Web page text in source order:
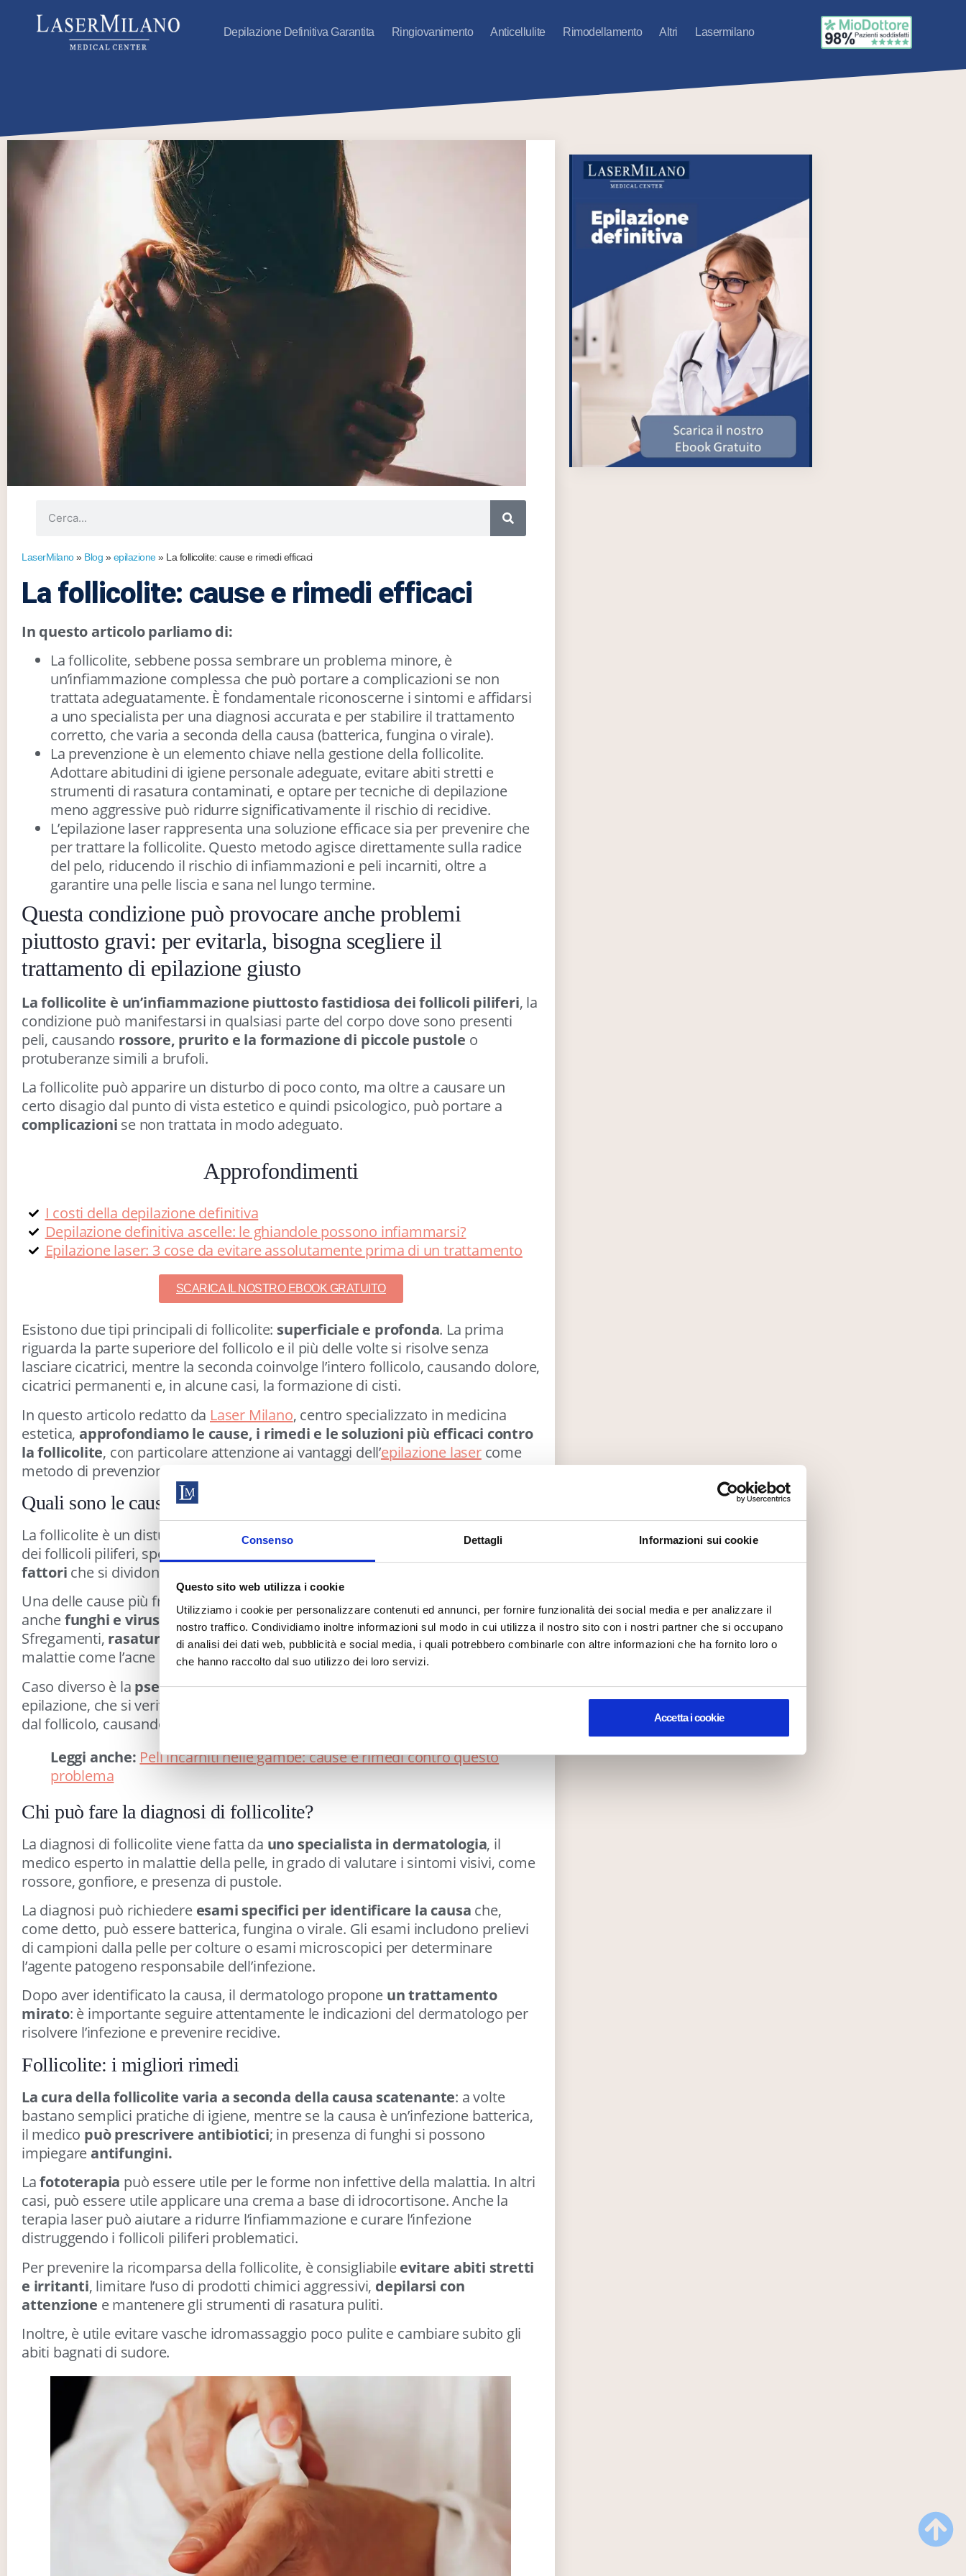
Consenso Dettagli Informazioni sui cookie
Questo sito web utilizza i cookie
Utilizziamo i cookie per personalizzare contenuti ed annunci, per fornire funzionalità dei social media e per analizzare il
nostro traffico. Condividiamo inoltre informazioni sul modo in cui utilizza il nostro sito con i nostri partner che si occupano
di analisi dei dati web, pubblicità e social media, i quali potrebbero combinarle con altre informazioni che ha fornito loro o
che hanno raccolto dal suo utilizzo dei loro servizi.
Accetta i cookie
Depilazione Definitiva Garantita Ringiovanimento Anticellulite Rimodellamento Altri Lasermilano
LaserMilano» Blog » epilazione» La follicolite: cause e rimedi efficaci
La follicolite: cause e rimedi efficaci
In questo articolo parliamo di:
La follicolite, sebbene possa sembrare un problema minore, è
un’infiammazione complessa che può portare a complicazioni se non
trattata adeguatamente. È fondamentale riconoscerne i sintomi e affidarsi
a uno specialista per una diagnosi accurata e per stabilire il trattamento
corretto, che varia a seconda della causa (batterica, fungina o virale).
La prevenzione è un elemento chiave nella gestione della follicolite.
Adottare abitudini di igiene personale adeguate, evitare abiti stretti e
strumenti di rasatura contaminati, e optare per tecniche di depilazione
meno aggressive può ridurre significativamente il rischio di recidive.
L’epilazione laser rappresenta una soluzione efficace sia per prevenire che
per trattare la follicolite. Questo metodo agisce direttamente sulla radice
del pelo, riducendo il rischio di infiammazioni e peli incarniti, oltre a
garantire una pelle liscia e sana nel lungo termine.
Questa condizione può provocare anche problemi
piuttosto gravi: per evitarla, bisogna scegliere il
trattamento di epilazione giusto
La follicolite è un’infiammazione piuttosto fastidiosa dei follicoli piliferi, la
condizione può manifestarsi in qualsiasi parte del corpo dove sono presenti
peli, causando rossore, prurito e la formazione di piccole pustole o
protuberanze simili a brufoli.
La follicolite può apparire un disturbo di poco conto, ma oltre a causare un
certo disagio dal punto di vista estetico e quindi psicologico, può portare a
complicazioni se non trattata in modo adeguato.
Approfondimenti
I costi della depilazione definitiva
Depilazione definitiva ascelle: le ghiandole possono infiammarsi?
Epilazione laser: 3 cose da evitare assolutamente prima di un trattamento
SCARICA IL NOSTRO EBOOK GRATUITO
Esistono due tipi principali di follicolite: superficiale e profonda. La prima
riguarda la parte superiore del follicolo e il più delle volte si risolve senza
lasciare cicatrici, mentre la seconda coinvolge l’intero follicolo, causando dolore,
cicatrici permanenti e, in alcune casi, la formazione di cisti.
In questo articolo redatto da Laser Milano, centro specializzato in medicina
estetica, approfondiamo le cause, i rimedi e le soluzioni più efficaci contro
la follicolite, con particolare attenzione ai vantaggi dell’epilazione lasercome
metodo di prevenzione e trattamento.
Quali sono le cause della follicolite?
La follicolite è un disturbo dermatologico che si manifesta con l’infiammazione
dei follicoli piliferi, spesso accompagnata da
fattori che si dividono principalmente in infettivi e non infettivi.
Una delle cause più frequenti è
l’infezione da Staphylococcus aureus
, ma
anchefunghi e virus possono essere responsabili di questo problema.
Sfregamenti, rasature mal eseguite, abiti stretti,sudorazione eccessiva o
malattie come l’acne possono contribuire alla comparsa della follicolite.
Caso diverso è la pseudofollicolite, tipicamente associata a depilazione o
epilazione, che si verifica quando i peli penetrano nella pelle prima di emergere
dal follicolo, causando irritazione e infiammazione.
Leggi anche: Peli incarniti nelle gambe: cause e rimedi contro questo
problema
Chi può fare la diagnosi di follicolite?
La diagnosi di follicolite viene fatta da uno specialista in dermatologia, il
medico esperto in malattie della pelle, in grado di valutare i sintomi visivi, come
rossore, gonfiore, e presenza di pustole.
La diagnosi può richiedere esami specifici per identificare la causa che,
come detto, può essere batterica, fungina o virale. Gli esami includono prelievi
di campioni dalla pelle per colture o esami microscopici per determinare
l’agente patogeno responsabile dell’infezione.
Dopo aver identificato la causa, il dermatologo propone un trattamento
mirato: è importante seguire attentamente le indicazioni del dermatologo per
risolvere l’infezione e prevenire recidive.
Follicolite: i migliori rimedi
La cura della follicolite varia a seconda della causa scatenante: a volte
bastano semplici pratiche di igiene, mentre se la causa è un’infezione batterica,
il medico può prescrivere antibiotici; in presenza di funghi si possono
impiegare antifungini.
Lafototerapia può essere utile per le forme non infettive della malattia. In altri
casi, può essere utile applicare una crema a base di idrocortisone. Anche la
terapia laser può aiutare a ridurre l’infiammazione e curare l’infezione
distruggendo i follicoli piliferi problematici.
Per prevenire la ricomparsa della follicolite, è consigliabileevitare abiti stretti
e irritanti, limitare l’uso di prodotti chimici aggressivi, depilarsi con
attenzione e mantenere gli strumenti di rasatura puliti.
Inoltre, è utile evitare vasche idromassaggio poco pulite e cambiare subito gli
abiti bagnati di sudore.
CHIUSI DALL’8 AL
23 AGOSTO
durante la chiusura saranno
gestite alla riapertura.